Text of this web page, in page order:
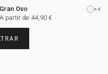
Gran Oso +4
A partir de 44,90 €